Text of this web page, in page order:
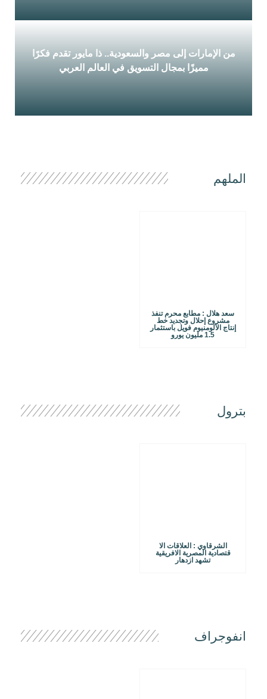
من الإمارات إلى مصر والسعودية.. ذا مايور تقدم فكرًا
مميزًا بمجال التسويق في العالم العربي
الملهم
سعد هلال : مطابع محرم تنفذ
مشروع إحلال وتجديد خط
إنتاج الألومنيوم فويل باستثمار
1.5 مليون يورو
بترول
الشرقاوي : العلاقات الا
قتصادية المصرية الافريقية
تشهد ازدهار
انفوجراف